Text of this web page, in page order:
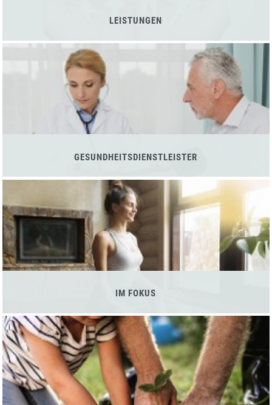
LEISTUNGEN
GESUNDHEITSDIENSTLEISTER
IM FOKUS